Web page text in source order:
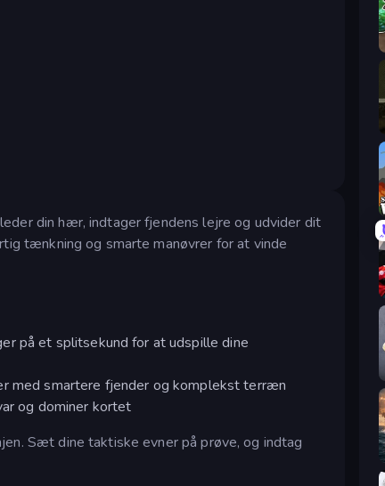
din hær, indtager fjendens lejre og udvider dit
tænkning og smarte manøvrer for at vinde
på et splitsekund for at udspille dine
med smartere fjender og komplekst terræn
og dominer kortet
Sæt dine taktiske evner på prøve, og indtag